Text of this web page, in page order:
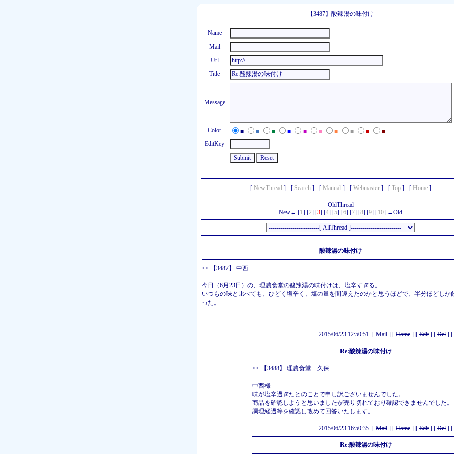
【3487】酸辣湯の味付け
Name
Mail
Url
Title
Message
Color ■ ■ ■ ■ ■ ■ ■ ■ ■
■
EditKey
[ NewThread] [ Search] [ Manual] [ Webmaster] [ Top] [ Home]
OldThread
New← [1] [2] [3] [4] [5] [6] [7] [8] [9] [10] →Old
酸辣湯の味付け
<< 【3487】 中西
今日（6月23日）の、理農食堂の酸辣湯の味付けは、塩辛すぎる。
いつもの味と比べても、ひどく塩辛く、塩の量を間違えたのかと思うほどで、半分ほどしか
った。
-2015/06/23 12:50:51- [ Mail ] [ Home ] [ Edit] [ Del ] [
Re:酸辣湯の味付け
<< 【3488】 理農食堂 久保
中西様
味が塩辛過ぎたとのことで申し訳ございませんでした。
商品を確認しようと思いましたが売り切れており確認できませんでした。
調理経過等を確認し改めて回答いたします。
-2015/06/23 16:50:35- [ Mail ] [ Home ] [ Edit] [ Del ] [
Re:酸辣湯の味付け